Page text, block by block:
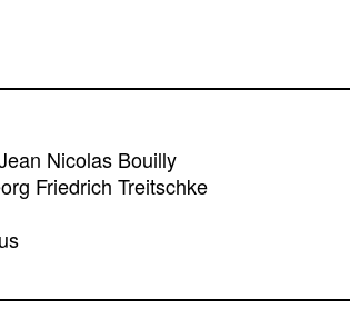
Nicolas Bouilly
Friedrich Treitschke